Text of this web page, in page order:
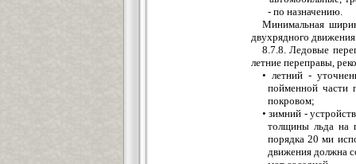
- по назначению.
Минимальная
двухрядного
8.7.8. Ледовые
летние переправы,
• летний -
пойменной части
покровом;
• зимний -
толщины льда на
порядка 20 ми
движения должна